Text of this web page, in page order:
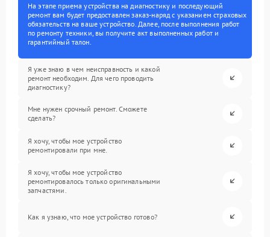
На этапе приема устройства на диагностику и последующий
ремонт вам будет предоставлен заказ-наряд с указанием страховых
обязательств на ваше устройство. Далее, после выполнения работ
по ремонту техники, вы получите акт выполненных работ и
гарантийный талон.
Я уже знаю в чем неисправность и какой
ремонт необходим. Для чего проводить
диагностику?
Мне нужен срочный ремонт. Сможете
сделать?
Я хочу, чтобы мое устройство
ремонтировали при мне.
Я хочу, чтобы мое устройство
ремонтировалось только оригинальными
запчастями.
Как я узнаю, что мое устройство готово?